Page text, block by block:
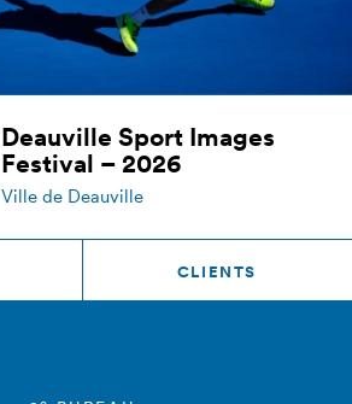
Deauville Sport Images
Festival – 2026
Ville de Deauville
CLIENTS